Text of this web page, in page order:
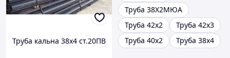
Труба кальна 38х4 ст.20ПВ
Труба 38Х2МЮА
Труба 42х2
Труба 42х3
Труба 40x2
Труба 38х4